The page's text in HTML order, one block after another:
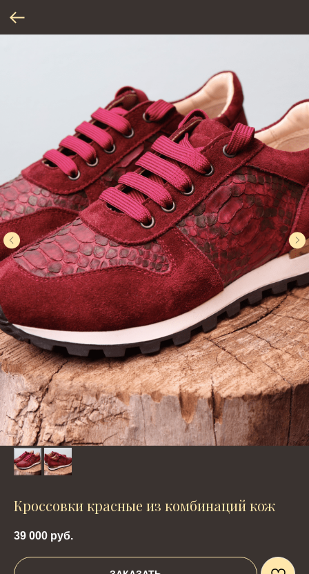
Кроссовки красные из комбинаций кож
39 000 руб.